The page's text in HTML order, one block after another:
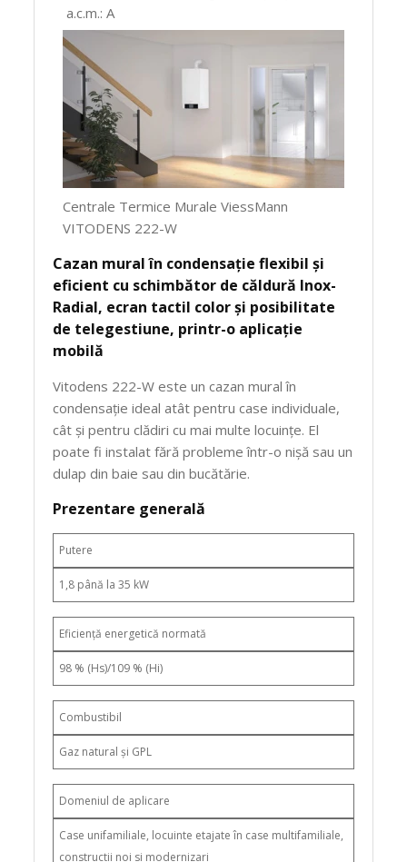
a.c.m.: A
Centrale Termice Murale ViessMann
VITODENS 222-W
Cazan mural în condensație flexibil și
eficient cu schimbător de căldură Inox-
Radial, ecran tactil color și posibilitate
de telegestiune, printr-o aplicație
mobilă
Vitodens 222-W este un cazan mural în
condensație ideal atât pentru case individuale,
cât și pentru clădiri cu mai multe locuințe. El
poate fi instalat fără probleme într-o nișă sau un
dulap din baie sau din bucătărie.
Prezentare generală
Putere
1,8 până la 35 kW
Eficiență energetică normată
98 % (Hs)/109 % (Hi)
Combustibil
Gaz natural și GPL
Domeniul de aplicare
Case unifamiliale, locuinte etajate în case multifamiliale,
constructii noi si modernizari